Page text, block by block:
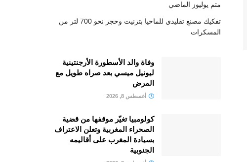
متم يوليوز الماضي
تفكيك مصنع تقليدي للماحيا بتزنيت وحجز نحو 700 لتر من
المسكرات
وفاة والد الأسطورة الأرجنتينية
ليونيل ميسي بعد صراه طويل مع
المرض
أغسطس 8, 2026
كولومبيا تغيّر موقفها من قضية
الصحراء المغربية وتعلن الاعتراف
بسيادة المغرب على أقاليمه
الجنوبية